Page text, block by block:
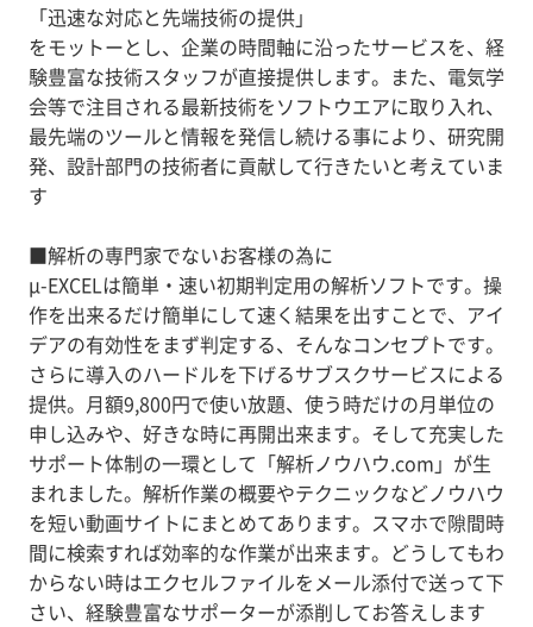
「迅速な対応と先端技術の提供」
をモットーとし、企業の時間軸に沿ったサービスを、経
験豊富な技術スタッフが直接提供します。また、電気学
会等で注目される最新技術をソフトウエアに取り入れ、
最先端のツールと情報を発信し続ける事により、研究開
発、設計部門の技術者に貢献して行きたいと考えていま
す
■解析の専門家でないお客様の為に
μ-EXCELは簡単・速い初期判定用の解析ソフトです。操
作を出来るだけ簡単にして速く結果を出すことで、アイ
デアの有効性をまず判定する、そんなコンセプトです。
さらに導入のハードルを下げるサブスクサービスによる
提供。月額9,800円で使い放題、使う時だけの月単位の
申し込みや、好きな時に再開出来ます。そして充実した
サポート体制の一環として「解析ノウハウ.com」が生
まれました。解析作業の概要やテクニックなどノウハウ
を短い動画サイトにまとめてあります。スマホで隙間時
間に検索すれば効率的な作業が出来ます。どうしてもわ
からない時はエクセルファイルをメール添付で送って下
さい、経験豊富なサポーターが添削してお答えします